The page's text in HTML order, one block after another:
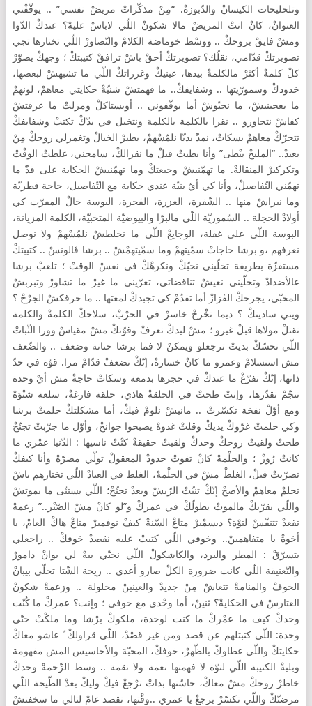
وتلحليحات الكيسانْ والدّبوزةْ. “مِنْ مذكّراتْ مريضْ نفسي” .. يوقّفْني
العنوانْ، كانْ انتْ المريضْ مالا شكونْ اللّي لاباسْ عليهْ؟ عندكْ الدّوا
ومشْ فايقْ بروحكْ .. ووسْط خوماضة الكلامْ والتّصاورْ اللّي تختارها تجي
تصويرتكْ قدّامي، نقلّك؟ تصويرتكْ أحقْ باشْ ترافقْ كتيبتكْ ؛ وجهكْ يصوّرْ
كلْ كلمةْ أكثرْ مالكلمةْ بيدها، عينيكْ وغزراتكْ اللّي ما تشبهشْ لبعضها،
خدودكْ وسمورّيتها .. وشفايفكْ.. ما فهمتشْ شنيّةْ حكايتي معاهمْ، لونهمْ
ما يعجبنيشْ، ما نحبّوشْ أما يوقّفوني .. أوبستاكلْ ومزلتْ ما عرفتشْ
كفاشْ نتجاوزو .. نقرا بالكلمة بالكلمة ونتخيل في يدّكْ تكتبْ وشفايفكْ
تتحرّكْ معاهمْ بسكاتْ، نمدّْ يديّا نلمّسْهمْ، يطيرْ الخيالْ وتغمزلي روحكْ مِنْ
بعيدْ.. “المليحْ يبْطى” وأنا بطيتْ قبلْ ما نقرالكْ، سامحني، غلطتْ الوقْتْ
وتكركيرْ المنڤالةْ. ما تهمّنيشْ وجيعتكْ وما تهمّنيشْ الحكاية على قدّْ ما
تهمّني التّفاصيلْ، وأنا كي أيّ بنيّة عندي حكاية مع التّفاصيل، حاجة فطريّة
وما نبراشْ منها .. الشّفرة، الغزرة، الڤحرة، البوسة خالْ المفرّت كي
أولادْ الحجلة .. السّموريّة اللّي مالبرّا والبيوضيّة المتخبيّة، الكلمة المزيانة،
البوسة اللّي على غفلة، الوجايعْ اللّي ما نخلطشْ نلمّسْهمْ ولا نوصل
نعرفهم ،و برشا حاجاتْ سمّيتهمْ وما سمّيتهمْشْ .. برشا ڤالونسْ .. كتيبتكْ
مستفزّة بطريقة تخلّيني نحبّكْ ونكرهْكْ في نفسْ الوقتْ ؛ تلعبْ برشا
عالأضدادْ وتخلّيني نعيشْ تناقضاتي، تعرّيني ما غيرْ ما تشاورْ وتبربشْ
المخبّي، يجرحكْ الڤزازْ أما تقدٌمْ كي تجبدكْ لمعتها .. ما حرقكشْ الجرْحْ ؟
ويني ساديتكْ ؟ ديما تخْرجْ خاسرْ في الحرْبْ، سلاحكْ الكلمةْ والكلمة
تقتلْ مولاها قبلْ غيرو ؛ مشْ ليدكْ نعرفْ وقوّتكْ مشْ مقياسْ وورا الثّباتْ
اللّي نحسّكْ بديتْ ترجعلو ويمكنْ لا فما برشا حنانة وضعف .. والضّعف
مش استسلامْ وعمرو ما كانْ خسارةْ، إنّكْ تضعفْ قدّامْ مرا. قوّة في حدّ
ذاتها، إنّكْ تفرّغْ ما عندكْ في حجرها بدمعة وسكاتْ حاجةْ مش أيْ وحدة
تنجّمْ تقدّرها، وإنتْ طحتْ في الحلقةْ هاذي، حلقة فارغةْ، سلعة شنْوَهْ
ومع أوّلْ نفخة تكسّرتْ .. مانيشْ نلومْ فيكْ، أما مشكلتكْ حلمتْ برشا
وكي حلمتْ غرّوكْ يديكْ وقلتْ غدوهْ يصبحوا جوانحْ، وأوّل ما جرّبتْ تجنّحْ
طحتْ ولقيتْ روحكْ وحدكْ ولقيتْ حقيقةْ كنْتْ ناسيها : الدّنيا عمْري ما
كانتْ رُوزْ ؛ والحلْمهْ كانْ تفوتْ حدودْ المعقولْ تولّي مضرّهْ وأنا كيفكْ
تضرّيتْ قبلْ، الغلطْ مشْ في الحلْمهْ، الغلط في العبادْ اللّي تختارهم باشْ
تحلمْ معاهمْ والأصحْ إنّكْ تنبّتْ الرّيشْ وبعدْ تجنّحْ؛ اللّي يستنّى ما يموتشْ
واللّي يقرّبكْ مالموتْ يطولّكْ في عمركْ و”لو كانْ مشْ الصّبْر..” زعمهْ
تقعدْ تتنفّسْ لتوْة؟ ديسمْبرْ متاعْ السّنةْ كيفْ نوفمبرْ متاعْ هاكْ العامْ، يا
أخوةْ يا متفاهمينْ.. وخوفي اللّي كتبتْ عليه نقصدْ خوفكْ .. راجعلي
يتسرّقْ : المطر والبرد، والكاشكولْ اللّي نخبّي بيهْ لي بوانْ دامورْ
والتّعنيقة اللّي كانت ضرورة الكلْ صارو أعدى .. ريحة الشّتا تحلّي بيبانْ
الخوفْ والمنامةْ تتعاشْ مِنْ جديدْ والعينينْ محلولة .. وزعمةْ شكونْ
العتارسْ في الحكايةْ؟ ثنينْ، أما وحْدي مع خوفي ؛ وإنت؟ عمركْ ما كُنْت
وحدكْ كيف ما عمْركْ ما كنت لوحدة، ملكوكْ برْشا وما ملكْتْ حتّى
وحدة: اللّي كتبتلهم عن قصد ومن غير قصْدْ، اللّي قراولكْ ً عاشو معاكْ
حكايتكْ واللّي عطاوكْ بالظّهرْ، خوفكْ، المحبّة والأحاسيس المش مفهومة
وبليةْ الكتيبة اللّي لتوّة لا فهمتها نعمة ولا نقمة .. وسط الزّحمهْ وحدكْ
خاطرْ روحكْ مشْ معاكْ، حاسّتها بداتْ ترْجعْ فيكْ وليكْ بعدْ الطّيحة اللّي
مرضتّكْ واللّي تكسّرْ يرجعْ يا عمري ..وقْتها، نقصد عامْ لتالي ما سخفتشْ